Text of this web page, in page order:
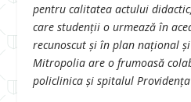
pentru calitatea actului
care studenții o urmează în
recunoscut și în plan național
Mitropolia are o frumoasă
policlinica și spitalul